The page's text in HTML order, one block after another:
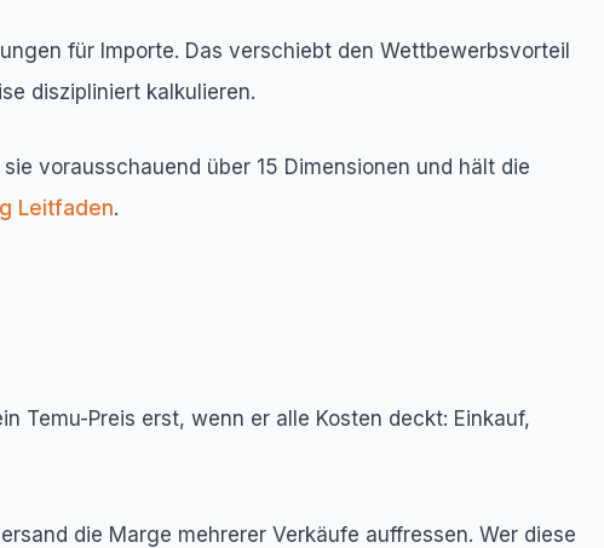
für Importe. Das verschiebt den Wettbewerbsvorteil
diszipliniert kalkulieren.
vorausschauend über 15 Dimensionen und hält die
Leitfaden.
Temu-Preis erst, wenn er alle Kosten deckt: Einkauf,
die Marge mehrerer Verkäufe auffressen. Wer diese